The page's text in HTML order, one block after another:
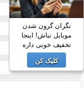
قیمت دلار
قیمت موبایل
قیمت تبلت
تیتر روزنامه ها
نگران گرون شدن
موبایل نباش! اینجا
تخفیف خوبی داره
کلیک کن